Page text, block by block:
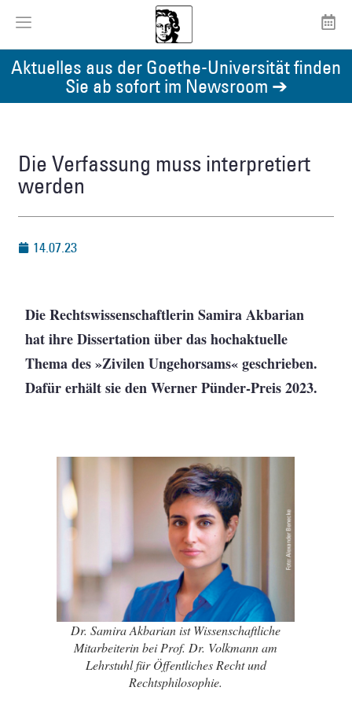
Aktuelles aus der Goethe-Universität finden
Sie ab sofort im Newsroom ➔
Die Verfassung muss interpretiert
werden
14.07.23
Die Rechtswissenschaftlerin Samira Akbarian
hat ihre Dissertation über das hochaktuelle
Thema des »Zivilen Ungehorsams« geschrieben.
Dafür erhält sie den Werner Pünder-Preis 2023.
Dr. Samira Akbarian ist Wissenschaftliche
Mitarbeiterin bei Prof. Dr. Volkmann am
Lehrstuhl für Öffentliches Recht und
Rechtsphilosophie.